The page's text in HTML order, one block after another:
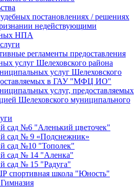
постановлениях / решениях
недействующими
НПА
регламенты предоставления
услуг Шелеховского района
услуг Шелеховского
в ГАУ "МФЦ ИО"
услуг, предоставляемых
Шелеховского муниципального
сад №6 "Аленький цветочек"
сад № 9 «Подснежник»
сад №10 "Тополек"
сад № 14 "Аленка"
сад № 15 "Радуга"
спортивная школа "Юность"